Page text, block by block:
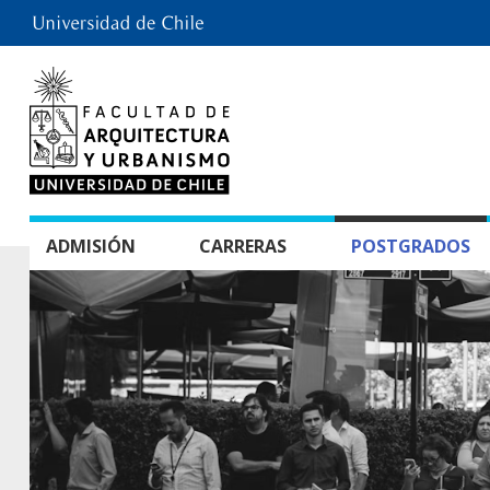
ADMISIÓN CARRERAS POSTGRADOS